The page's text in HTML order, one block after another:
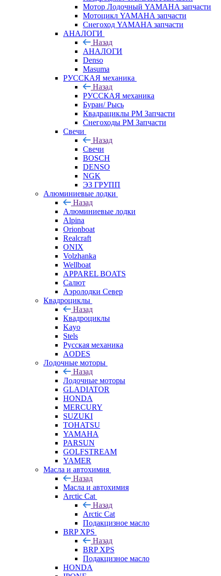
Мотор Лодочный YAMAHA запчасти
Мотоцикл YAMAHA запчасти
Снегоход YAMAHA запчасти
АНАЛОГИ
Назад
АНАЛОГИ
Denso
Masuma
РУССКАЯ механика
Назад
РУССКАЯ механика
Буран/ Рысь
Квадрациклы РМ Запчасти
Снегоходы РМ Запчасти
Свечи
Назад
Свечи
BOSCH
DENSO
NGK
ЭЗ ГРУПП
Алюминиевые лодки
Назад
Алюминиевые лодки
Alpina
Orionboat
Realcraft
ONIX
Volzhanka
Wellboat
АPPAREL BOATS
Салют
Аэролодки Север
Квадроциклы
Назад
Квадроциклы
Kayo
Stels
Русская механика
AODES
Лодочные моторы
Назад
Лодочные моторы
GLADIATOR
HONDA
MERCURY
SUZUKI
TOHATSU
YAMAHA
PARSUN
GOLFSTREAM
YAMER
Масла и автохимия
Назад
Масла и автохимия
Arctic Cat
Назад
Arctic Cat
Подакцизное масло
BRP XPS
Назад
BRP XPS
Подакцизное масло
HONDA